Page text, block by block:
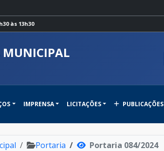
às 13h30
MUNICIPAL
IMPRENSA LICITAÇÕES PUBLICAÇÕES
Portaria Portaria 084/2024